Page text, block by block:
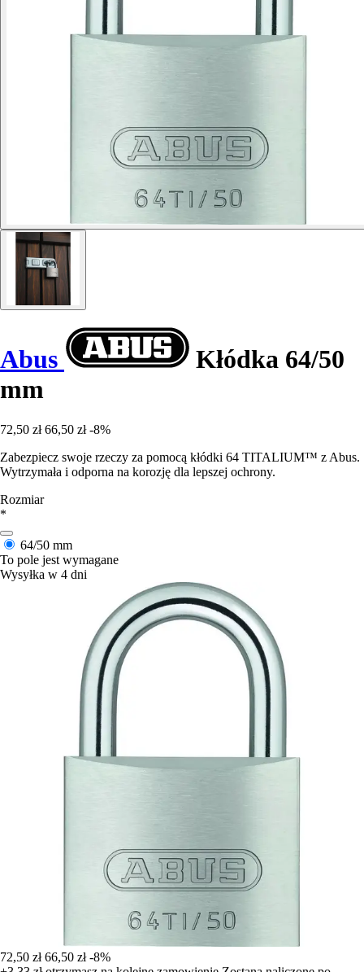
Abus
Kłódka 64/50
mm
72,50 zł 66,50 zł -8%
Zabezpiecz swoje rzeczy za pomocą kłódki 64 TITALIUM™ z Abus.
Wytrzymała i odporna na korozję dla lepszej ochrony.
Rozmiar
*
64/50 mm
To pole jest wymagane
Wysyłka w 4 dni
72,50 zł 66,50 zł -8%